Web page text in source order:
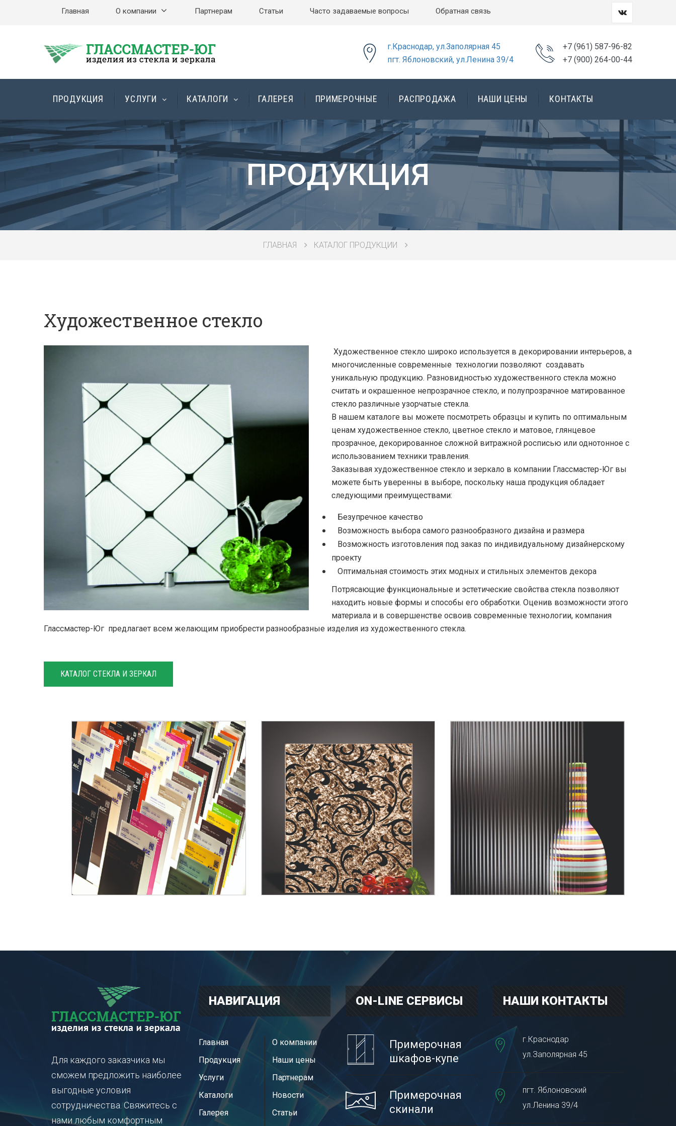
Главная О компании Партнерам Статьи Часто задаваемые вопросы Обратная связь
г.Краснодар, ул.Заполярная 45
пгт. Яблоновский, ул.Ленина 39/4
+7 (961) 587-96-82
+7 (900) 264-00-44
ПРОДУКЦИЯ УСЛУГИ КАТАЛОГИ ГАЛЕРЕЯ ПРИМЕРОЧНЫЕ РАСПРОДАЖА НАШИ ЦЕНЫ КОНТАКТЫ
ПРОДУКЦИЯ
ГЛАВНАЯ КАТАЛОГ ПРОДУКЦИИ
Художественное стекло
Художественное стекло широко используется в декорировании интерьеров, а
многочисленные современные технологии позволяют создавать
уникальную продукцию. Разновидностью художественного стекла можно
считать и окрашенное непрозрачное стекло, и полупрозрачное матированное
стекло различные узорчатые стекла.
В нашем каталоге вы можете посмотреть образцы и купить по оптимальным
ценам художественное стекло, цветное стекло и матовое, глянцевое
прозрачное, декорированное сложной витражной росписью или однотонное с
использованием техники травления.
Заказывая художественное стекло и зеркало в компании Глассмастер-Юг вы
можете быть уверенны в выборе, поскольку наша продукция обладает
следующими преимуществами:
Безупречное качество
Возможность выбора самого разнообразного дизайна и размера
Возможность изготовления под заказ по индивидуальному дизайнерскому
проекту
Оптимальная стоимость этих модных и стильных элементов декора
Потрясающие функциональные и эстетические свойства стекла позволяют
находить новые формы и способы его обработки. Оценив возможности этого
материала и в совершенстве освоив современные технологии, компания
Глассмастер-Юг предлагает всем желающим приобрести разнообразные изделия из художественного стекла.
КАТАЛОГ СТЕКЛА И ЗЕРКАЛ
Для каждого заказчика мы
сможем предложить наиболее
выгодные условия
сотрудничества. Свяжитесь с
нами любым комфортным
НАВИГАЦИЯ
Главная
Продукция
Услуги
Каталоги
Галерея
О компании
Наши цены
Партнерам
Новости
Статьи
ON-LINE CЕРВИСЫ
Примерочная
шкафов-купе
Примерочная
скинали
НАШИ КОНТАКТЫ
г.Краснодар
ул.Заполярная 45
пгт. Яблоновский
ул.Ленина 39/4